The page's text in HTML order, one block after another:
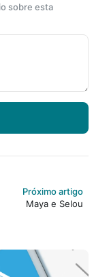
sobre esta
Próximo artigo
Maya e Selou